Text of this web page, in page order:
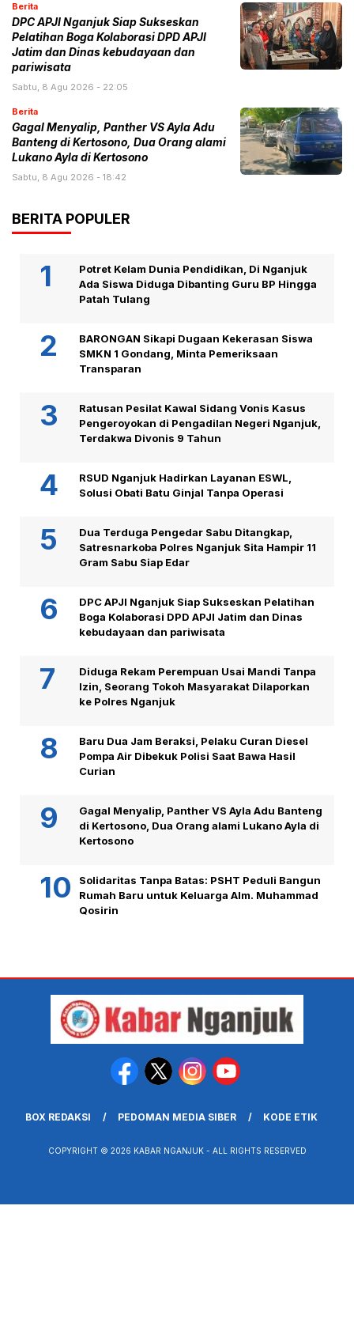
Berita
DPC APJI Nganjuk Siap Sukseskan
Pelatihan Boga Kolaborasi DPD APJI
Jatim dan Dinas kebudayaan dan
pariwisata
Sabtu, 8 Agu 2026 - 22:05
Berita
Gagal Menyalip, Panther VS Ayla Adu
Banteng di Kertosono, Dua Orang alami
Lukano Ayla di Kertosono
Sabtu, 8 Agu 2026 - 18:42
BERITA POPULER
Potret Kelam Dunia Pendidikan, Di Nganjuk
Ada Siswa Diduga Dibanting Guru BP Hingga
Patah Tulang
BARONGAN Sikapi Dugaan Kekerasan Siswa
SMKN 1 Gondang, Minta Pemeriksaan
Transparan
Ratusan Pesilat Kawal Sidang Vonis Kasus
Pengeroyokan di Pengadilan Negeri Nganjuk,
Terdakwa Divonis 9 Tahun
RSUD Nganjuk Hadirkan Layanan ESWL,
Solusi Obati Batu Ginjal Tanpa Operasi
Dua Terduga Pengedar Sabu Ditangkap,
Satresnarkoba Polres Nganjuk Sita Hampir 11
Gram Sabu Siap Edar
DPC APJI Nganjuk Siap Sukseskan Pelatihan
Boga Kolaborasi DPD APJI Jatim dan Dinas
kebudayaan dan pariwisata
Diduga Rekam Perempuan Usai Mandi Tanpa
Izin, Seorang Tokoh Masyarakat Dilaporkan
ke Polres Nganjuk
Baru Dua Jam Beraksi, Pelaku Curan Diesel
Pompa Air Dibekuk Polisi Saat Bawa Hasil
Curian
Gagal Menyalip, Panther VS Ayla Adu Banteng
di Kertosono, Dua Orang alami Lukano Ayla di
Kertosono
Solidaritas Tanpa Batas: PSHT Peduli Bangun
Rumah Baru untuk Keluarga Alm. Muhammad
Qosirin
BOX REDAKSI PEDOMAN MEDIA SIBER KODE ETIK
COPYRIGHT © 2026 KABAR NGANJUK - ALL RIGHTS RESERVED